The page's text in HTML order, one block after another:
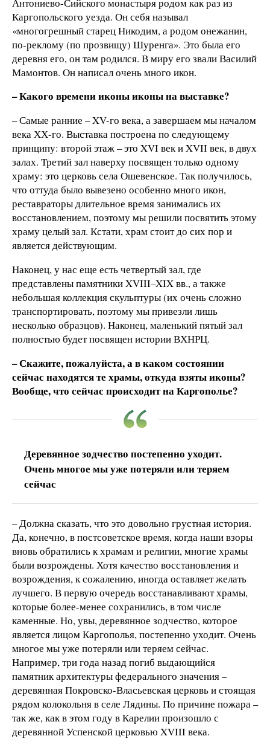
Каргопольского уезда. Он себя называл
«многогрешный старец Никодим, а родом онежанин,
по-реклому (по прозвищу) Шуренга». Это была его
деревня его, он там родился. В миру его звали Василий
Мамонтов. Он написал очень много икон.
– Какого времени иконы иконы на выставке?
– Самые ранние – XV-го века, а завершаем мы началом
века ХХ-го. Выставка построена по следующему
принципу: второй этаж – это XVI век и XVII век, в двух
залах. Третий зал наверху посвящен только одному
храму: это церковь села Ошевенское. Так получилось,
что оттуда было вывезено особенно много икон,
реставраторы длительное время занимались их
восстановлением, поэтому мы решили посвятить этому
храму целый зал. Кстати, храм стоит до сих пор и
является действующим.
Наконец, у нас еще есть четвертый зал, где
представлены памятники XVIII–XIX вв., а также
небольшая коллекция скульптуры (их очень сложно
транспортировать, поэтому мы привезли лишь
несколько образцов). Наконец, маленький пятый зал
полностью будет посвящен истории ВХНРЦ.
– Скажите, пожалуйста, а в каком состоянии
сейчас находятся те храмы, откуда взяты иконы?
Вообще, что сейчас происходит на Каргополье?
Деревянное зодчество постепенно уходит.
Очень многое мы уже потеряли или теряем
сейчас
– Должна сказать, что это довольно грустная история.
Да, конечно, в постсоветское время, когда наши взоры
вновь обратились к храмам и религии, многие храмы
были возрождены. Хотя качество восстановления и
возрождения, к сожалению, иногда оставляет желать
лучшего. В первую очередь восстанавливают храмы,
которые более-менее сохранились, в том числе
каменные. Но, увы, деревянное зодчество, которое
является лицом Каргополья, постепенно уходит. Очень
многое мы уже потеряли или теряем сейчас.
Например, три года назад погиб выдающийся
памятник архитектуры федерального значения –
деревянная Покровско-Власьевская церковь и стоящая
рядом колокольня в селе Лядины. По причине пожара –
так же, как в этом году в Карелии произошло с
деревянной Успенской церковью XVIII века.